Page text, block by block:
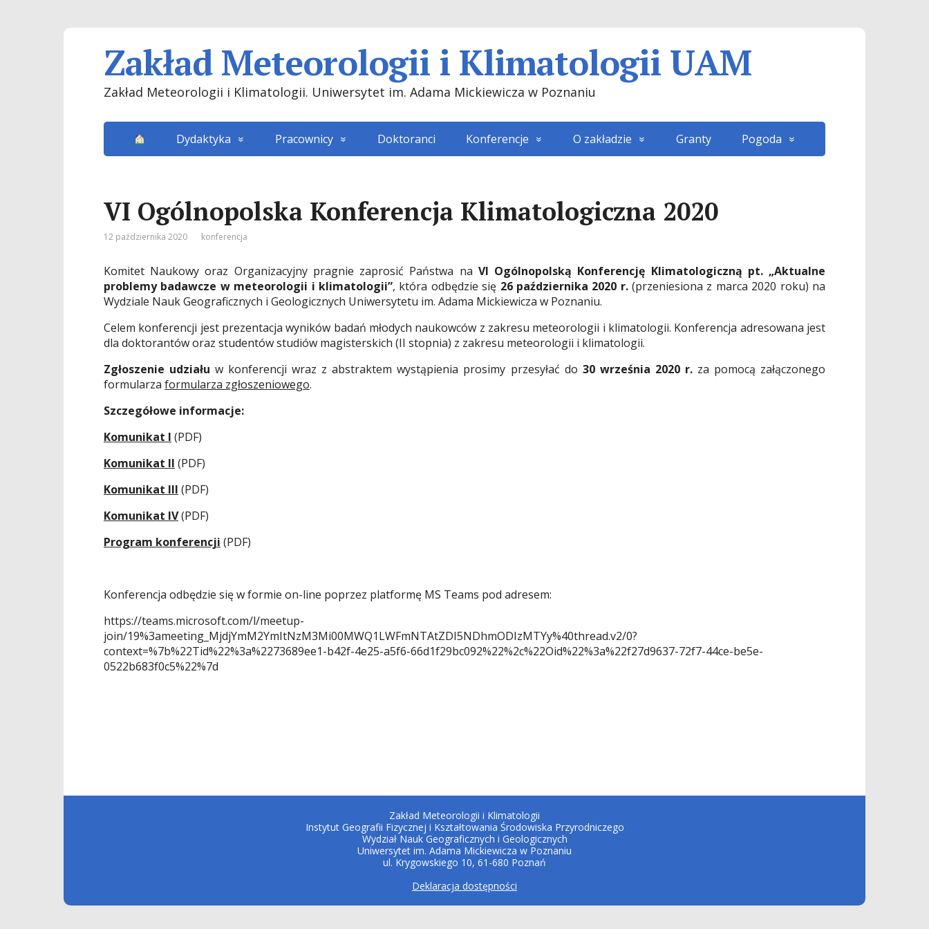
Zakład Meteorologii i Klimatologii UAM
Zakład Meteorologii i Klimatologii. Uniwersytet im. Adama Mickiewicza w Poznaniu
Dydaktyka Pracownicy Doktoranci Konferencje O zakładzie Granty Pogoda
VI Ogólnopolska Konferencja Klimatologiczna 2020
12 października 2020 konferencja
Komitet Naukowy oraz Organizacyjny pragnie zaprosić Państwa na VI Ogólnopolską Konferencję Klimatologiczną pt. „Aktualne
problemy badawcze w meteorologii i klimatologii”, która odbędzie się 26 października 2020 r.(przeniesiona z marca 2020 roku) na
Wydziale Nauk Geograficznych i Geologicznych Uniwersytetu im. Adama Mickiewicza w Poznaniu.
Celem konferencji jest prezentacja wyników badań młodych naukowców z zakresu meteorologii i klimatologii. Konferencja adresowana jest
dla doktorantów oraz studentów studiów magisterskich (II stopnia) z zakresu meteorologii i klimatologii.
Zgłoszenie udziału w konferencji wraz z abstraktem wystąpienia prosimy przesyłać do 30 września 2020 r.za pomocą załączonego
formularza formularza zgłoszeniowego.
Szczegółowe informacje:
Komunikat I (PDF)
Komunikat II (PDF)
Komunikat III (PDF)
Komunikat IV(PDF)
Program konferencji (PDF)
Konferencja odbędzie się w formie on-line poprzez platformę MS Teams pod adresem:
https://teams.microsoft.com/l/meetup-
join/19%3ameeting_MjdjYmM2YmItNzM3Mi00MWQ1LWFmNTAtZDI5NDhmODIzMTYy%40thread.v2/0?
context=%7b%22Tid%22%3a%2273689ee1-b42f-4e25-a5f6-66d1f29bc092%22%2c%22Oid%22%3a%22f27d9637-72f7-44ce-be5e-
0522b683f0c5%22%7d
Zakład Meteorologii i Klimatologii
Instytut Geografii Fizycznej i Kształtowania Środowiska Przyrodniczego
Wydział Nauk Geograficznych i Geologicznych
Uniwersytet im. Adama Mickiewicza w Poznaniu
ul. Krygowskiego 10, 61-680 Poznań
Deklaracja dostępności